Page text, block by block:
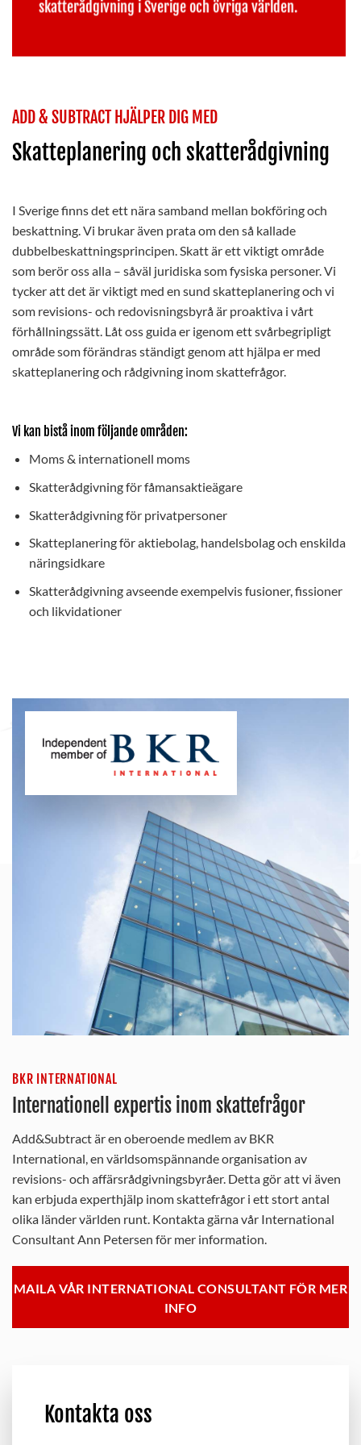
skatterådgivning i Sverige och övriga världen.
ADD & SUBTRACT HJÄLPER DIG MED
Skatteplanering och skatterådgivning
I Sverige finns det ett nära samband mellan bokföring och
beskattning. Vi brukar även prata om den så kallade
dubbelbeskattningsprincipen. Skatt är ett viktigt område
som berör oss alla – såväl juridiska som fysiska personer. Vi
tycker att det är viktigt med en sund skatteplanering och vi
som revisions- och redovisningsbyrå är proaktiva i vårt
förhållningssätt. Låt oss guida er igenom ett svårbegripligt
område som förändras ständigt genom att hjälpa er med
skatteplanering och rådgivning inom skattefrågor.
Vi kan bistå inom följande områden:
Moms & internationell moms
Skatterådgivning för fåmansaktieägare
Skatterådgivning för privatpersoner
Skatteplanering för aktiebolag, handelsbolag och enskilda
näringsidkare
Skatterådgivning avseende exempelvis fusioner, fissioner
och likvidationer
BKR INTERNATIONAL
Internationell expertis inom skattefrågor
Add&Subtract är en oberoende medlem av BKR
International, en världsomspännande organisation av
revisions- och affärsrådgivningsbyråer. Detta gör att vi även
kan erbjuda experthjälp inom skattefrågor i ett stort antal
olika länder världen runt. Kontakta gärna vår International
Consultant Ann Petersen för mer information.
MAILA VÅR INTERNATIONAL CONSULTANT FÖR MER
INFO
Kontakta oss